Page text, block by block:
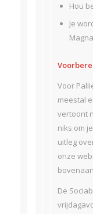
Hou
Je
Voor
meestal
vertoont
niks om
uitleg
onze
De